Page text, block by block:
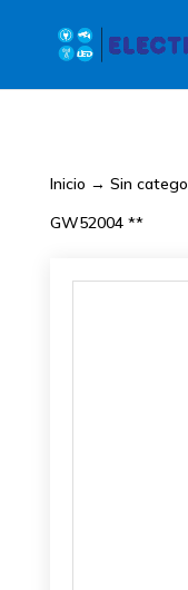
Inicio → Sin
GW52004 **